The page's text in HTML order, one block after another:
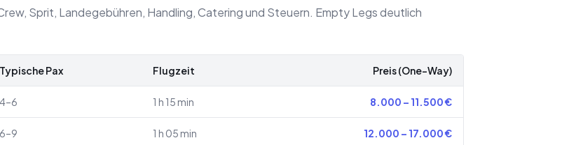
Sprit, Landegebühren, Handling, Catering und Steuern. Empty Legs deutlich
Typische Pax Flugzeit Preis (One-Way)
4–6 1 h 15 min 8.000 – 11.500€
6–9 1 h 05 min 12.000 – 17.000€